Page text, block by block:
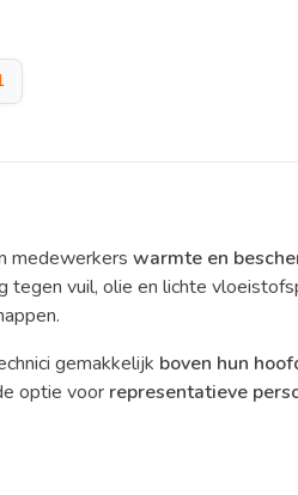
medewerkers warmte en
vuil, olie en lichte
gemakkelijk boven hun
optie voor representatieve